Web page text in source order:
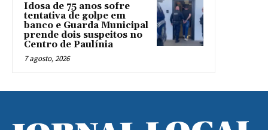
Idosa de 75 anos sofre
tentativa de golpe em
banco e Guarda Municipal
prende dois suspeitos no
Centro de Paulínia
7 agosto, 2026